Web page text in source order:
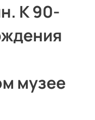
К 90-
музее